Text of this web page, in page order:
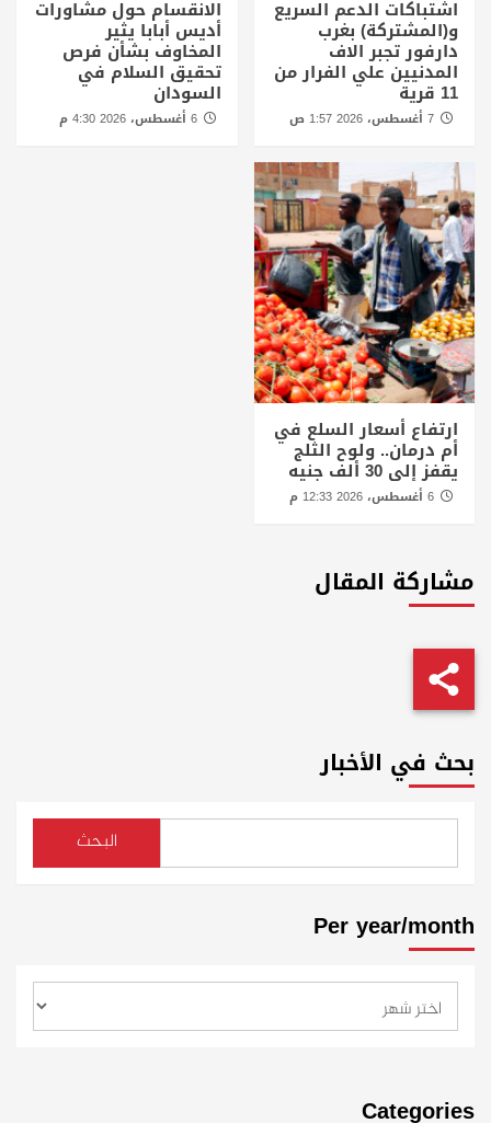
اشتباكات الدعم السريع
و(المشتركة) بغرب
دارفور تجبر الاف
المدنيين علي الفرار من
11 قرية
الانقسام حول مشاورات
أديس أبابا يثير
المخاوف بشأن فرص
تحقيق السلام في
السودان
6 أغسطس، 2026 4:30 م
ارتفاع أسعار السلع في
أم درمان.. ولوح الثلج
يقفز إلى 30 ألف جنيه
مشاركة المقال
بحث في الأخبار
البحث
Per year/month
Categories